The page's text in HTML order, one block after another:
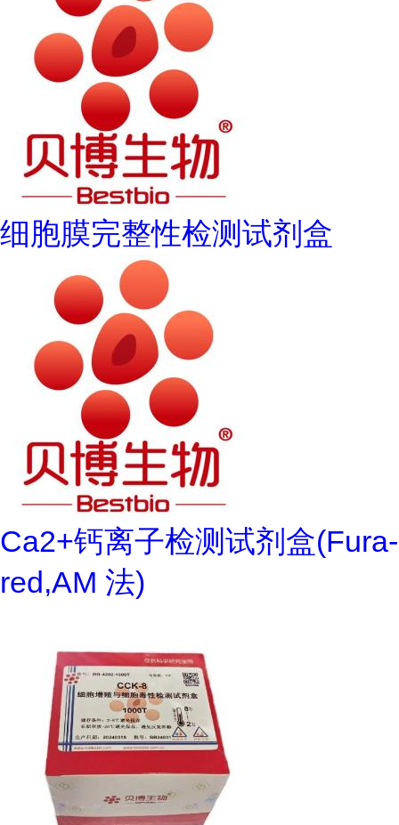
细胞膜完整性检测试剂盒
Ca2+钙离子检测试剂盒(Fura-
red,AM 法)